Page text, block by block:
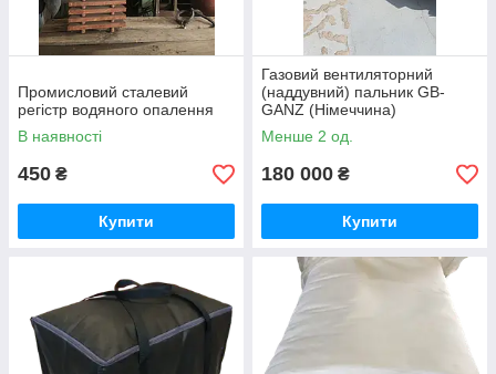
Промисловий сталевий
регістр водяного опалення
В наявності
450 ₴
Купити
Газовий вентиляторний
(наддувний) пальник GB-
GANZ (Німеччина)
Менше 2 од.
180 000 ₴
Купити